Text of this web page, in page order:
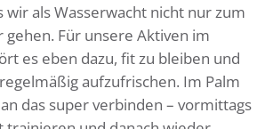
wir als Wasserwacht nicht nur zum
gehen. Für unsere Aktiven im
es eben dazu, fit zu bleiben und
aufzufrischen. Im Palm
das super verbinden – vormittags